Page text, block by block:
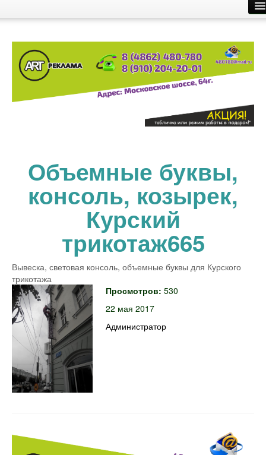
Размещение рекламы
О компании Контакты
Объемные буквы,
консоль, козырек,
Курский
трикотаж665
Вывеска, световая консоль, объемные буквы для Курского
трикотажа
Просмотров: 530
22 мая 2017
Администратор